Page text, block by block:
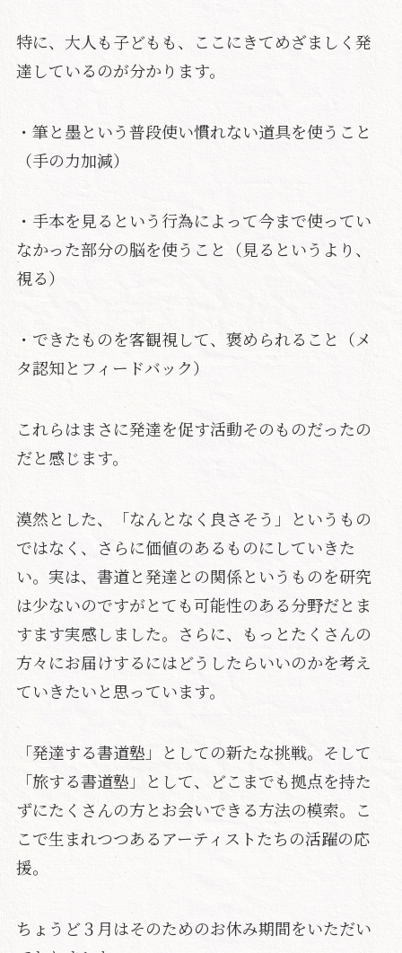
特に、大人も子どもも、ここにきてめざましく発
達しているのが分かります。
・筆と墨という普段使い慣れない道具を使うこと
（手の力加減）
・手本を見るという行為によって今まで使ってい
なかった部分の脳を使うこと（見るというより、
視る）
・できたものを客観視して、褒められること（メ
タ認知とフィードバック）
これらはまさに発達を促す活動そのものだったの
だと感じます。
漠然とした、「なんとなく良さそう」というもの
ではなく、さらに価値のあるものにしていきた
い。実は、書道と発達との関係というものを研究
は少ないのですがとても可能性のある分野だとま
すます実感しました。さらに、もっとたくさんの
方々にお届けするにはどうしたらいいのかを考え
ていきたいと思っています。
「発達する書道塾」としての新たな挑戦。そして
「旅する書道塾」として、どこまでも拠点を持た
ずにたくさんの方とお会いできる方法の模索。こ
こで生まれつつあるアーティストたちの活躍の応
援。
ちょうど３月はそのためのお休み期間をいただい